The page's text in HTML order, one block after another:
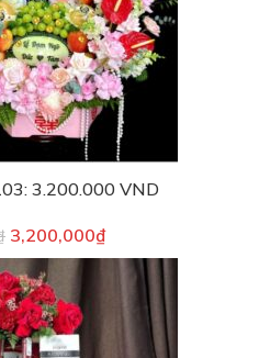
3.200.000 VND
3,200,000₫